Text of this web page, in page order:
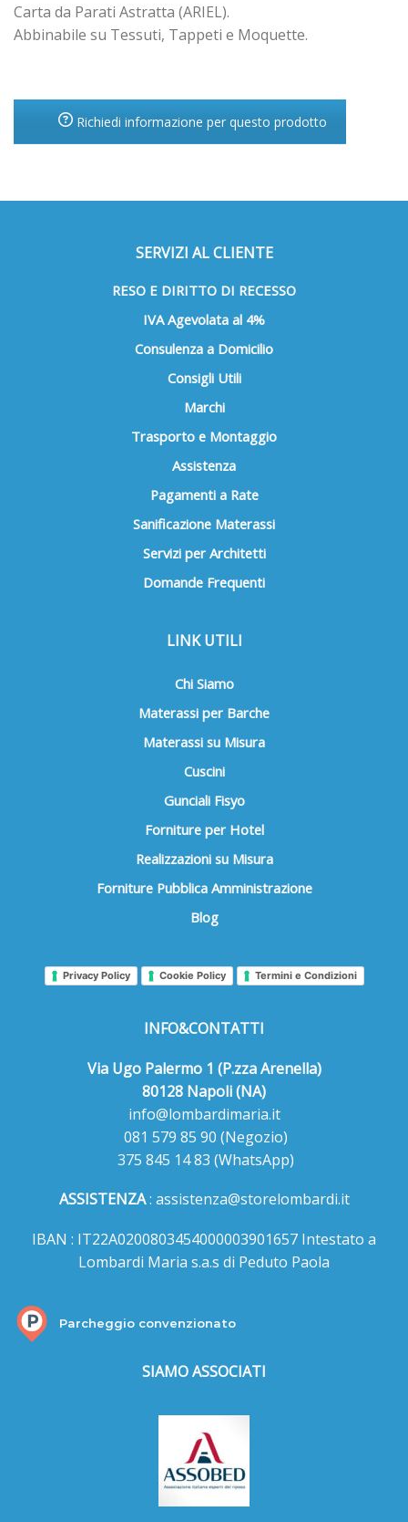
Carta da Parati Astratta (ARIEL).
Abbinabile su Tessuti, Tappeti e Moquette.
Richiedi informazione per questo prodotto
SERVIZI AL CLIENTE
RESO E DIRITTO DI RECESSO
IVA Agevolata al 4%
Consulenza a Domicilio
Consigli Utili
Marchi
Trasporto e Montaggio
Assistenza
Pagamenti a Rate
Sanificazione Materassi
Servizi per Architetti
Domande Frequenti
LINK UTILI
Chi Siamo
Materassi per Barche
Materassi su Misura
Cuscini
Gunciali Fisyo
Forniture per Hotel
Realizzazioni su Misura
Forniture Pubblica Amministrazione
Blog
Privacy Policy Cookie Policy Termini e Condizioni
INFO&CONTATTI
Via Ugo Palermo 1 (P.zza Arenella)
80128 Napoli (NA)
info@lombardimaria.it
081 579 85 90 (Negozio)
375 845 14 83 (WhatsApp)
ASSISTENZA: assistenza@storelombardi.it
IBAN : IT22A0200803454000003901657 Intestato a
Lombardi Maria s.a.s di Peduto Paola
Parcheggio convenzionato
SIAMO ASSOCIATI